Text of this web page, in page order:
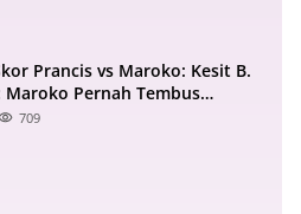
Prancis vs Maroko: Kesit B.
Maroko Pernah Tembus
709